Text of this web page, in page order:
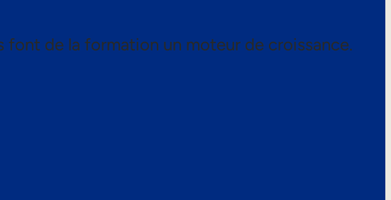
de la formation un moteur de croissance.